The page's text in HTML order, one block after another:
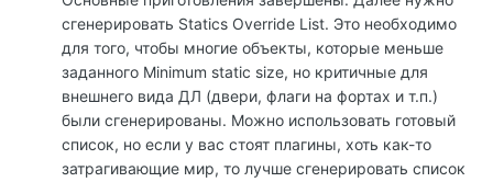
сгенерировать Statics Override List. Это необходимо
для того, чтобы многие объекты, которые меньше
заданного Minimum static size, но критичные для
внешнего вида ДЛ (двери, флаги на фортах и т.п.)
были сгенерированы. Можно использовать готовый
список, но если у вас стоят плагины, хоть как-то
затрагивающие мир, то лучше сгенерировать список